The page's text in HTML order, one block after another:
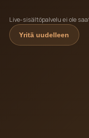
Live-sisältöpalvelu ei ole
Yritä uudelleen